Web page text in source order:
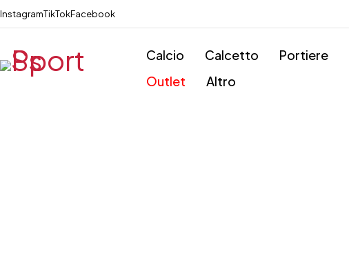
InstagramTikTokFacebook
Calcio Calcetto Portiere
Outlet
Altro